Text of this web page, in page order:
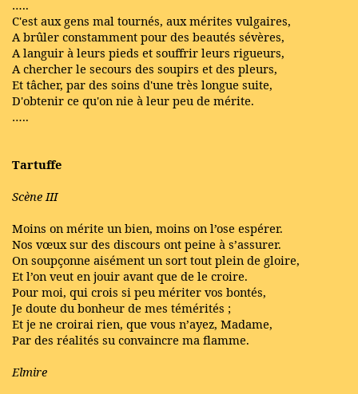
…..
C'est aux gens mal tournés, aux mérites vulgaires,
A brûler constamment pour des beautés sévères,
A languir à leurs pieds et souffrir leurs rigueurs,
A chercher le secours des soupirs et des pleurs,
Et tâcher, par des soins d'une très longue suite,
D'obtenir ce qu'on nie à leur peu de mérite.
…..
Tartuffe
Scène III
Moins on mérite un bien, moins on l’ose espérer.
Nos vœux sur des discours ont peine à s’assurer.
On soupçonne aisément un sort tout plein de gloire,
Et l’on veut en jouir avant que de le croire.
Pour moi, qui crois si peu mériter vos bontés,
Je doute du bonheur de mes témérités ;
Et je ne croirai rien, que vous n’ayez, Madame,
Par des réalités su convaincre ma flamme.
Elmire